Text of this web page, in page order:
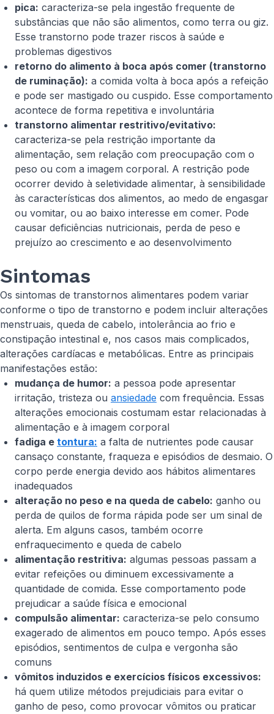
pica: caracteriza-se pela ingestão frequente de
substâncias que não são alimentos, como terra ou giz.
Esse transtorno pode trazer riscos à saúde e
problemas digestivos
retorno do alimento à boca após comer (transtorno
de ruminação): a comida volta à boca após a refeição
e pode ser mastigado ou cuspido. Esse comportamento
acontece de forma repetitiva e involuntária
transtorno alimentar restritivo/evitativo:
caracteriza-se pela restrição importante da
alimentação, sem relação com preocupação com o
peso ou com a imagem corporal. A restrição pode
ocorrer devido à seletividade alimentar, à sensibilidade
às características dos alimentos, ao medo de engasgar
ou vomitar, ou ao baixo interesse em comer. Pode
causar deficiências nutricionais, perda de peso e
prejuízo ao crescimento e ao desenvolvimento
Sintomas
Os sintomas de transtornos alimentares podem variar
conforme o tipo de transtorno e podem incluir alterações
menstruais, queda de cabelo, intolerância ao frio e
constipação intestinal e, nos casos mais complicados,
alterações cardíacas e metabólicas. Entre as principais
manifestações estão:
mudança de humor: a pessoa pode apresentar
irritação, tristeza ou ansiedade com frequência. Essas
alterações emocionais costumam estar relacionadas à
alimentação e à imagem corporal
fadiga e tontura: a falta de nutrientes pode causar
cansaço constante, fraqueza e episódios de desmaio. O
corpo perde energia devido aos hábitos alimentares
inadequados
alteração no peso e na queda de cabelo: ganho ou
perda de quilos de forma rápida pode ser um sinal de
alerta. Em alguns casos, também ocorre
enfraquecimento e queda de cabelo
alimentação restritiva: algumas pessoas passam a
evitar refeições ou diminuem excessivamente a
quantidade de comida. Esse comportamento pode
prejudicar a saúde física e emocional
compulsão alimentar: caracteriza-se pelo consumo
exagerado de alimentos em pouco tempo. Após esses
episódios, sentimentos de culpa e vergonha são
comuns
vômitos induzidos e exercícios físicos excessivos:
há quem utilize métodos prejudiciais para evitar o
ganho de peso, como provocar vômitos ou praticar